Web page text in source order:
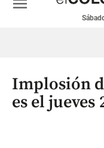
Colombia
Implosión
es el jueves